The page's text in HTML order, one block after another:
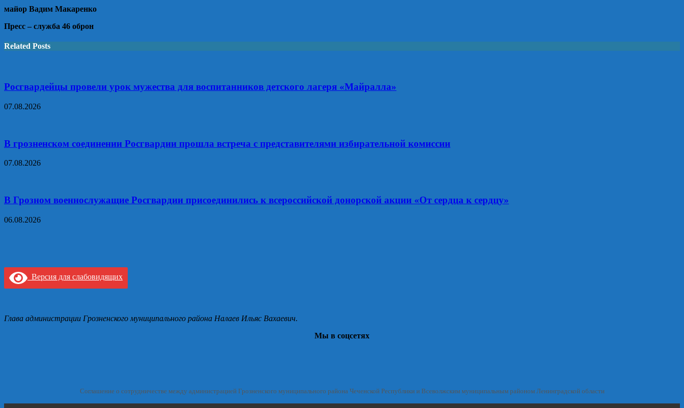
майор Вадим Макаренко
Пресс – служба 46 оброн
Related Posts
Росгвардейцы провели урок мужества для воспитанников детского лагеря «Майралла»
07.08.2026
В грозненском соединении Росгвардии прошла встреча с представителями избирательной комиссии
07.08.2026
В Грозном военнослужащие Росгвардии присоединились к всероссийской донорской акции «От сердца к сердцу»
06.08.2026
Версия для слабовидящих
Глава администрации Грозненского муниципального района Налаев Ильяс Вахаевич.
Мы в соцсетях
Соглашение о сотрудничестве между администрацией Грозненского муниципального района Чеченской Республики и Всеволжским муниципальным районом Ленинградской области